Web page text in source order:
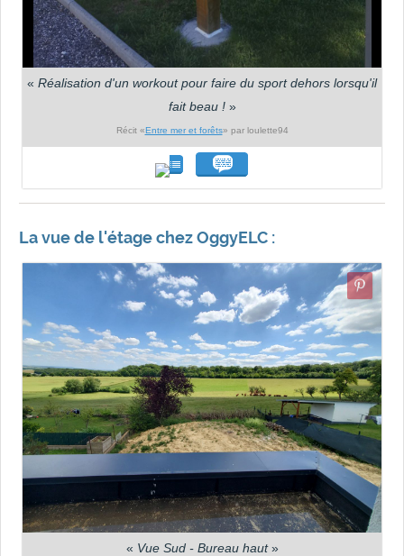
« Réalisation d'un workout pour faire du sport dehors lorsqu'il
fait beau !»
Récit «Entre mer et forêts» par loulette94
La vue de l'étage chez OggyELC :
« Vue Sud - Bureau haut»